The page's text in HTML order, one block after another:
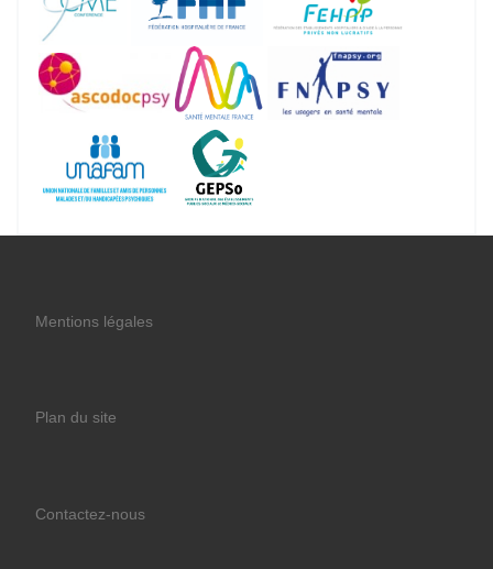
Mentions légales
Plan du site
Contactez-nous